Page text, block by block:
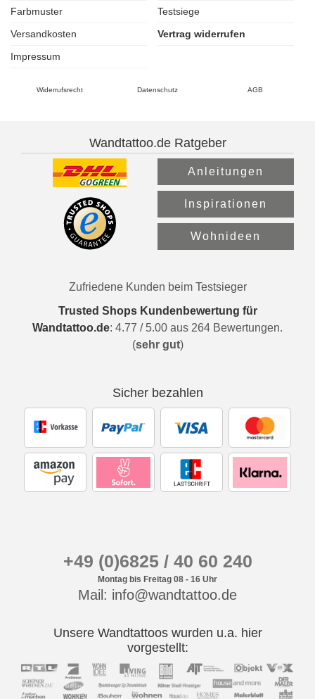
Farbmuster
Testsiege
Versandkosten
Vertrag widerrufen
Impressum
Widerrufsrecht Datenschutz AGB
Wandtattoo.de Ratgeber
Anleitungen
Inspirationen
Wohnideen
Zufriedene Kunden beim Testsieger
Trusted Shops Kundenbewertung für
Wandtattoo.de: 4.77 / 5.00 aus 264 Bewertungen.
(sehr gut)
Sicher bezahlen
+49 (0)6825 / 40 60 240
Montag bis Freitag 08 - 16 Uhr
Mail: info@wandtattoo.de
Unsere Wandtattoos wurden u.a. hier
vorgestellt: